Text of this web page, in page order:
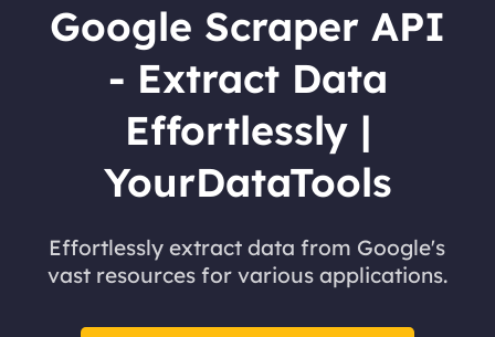
Google Scraper API
- Extract Data
Effortlessly |
YourDataTools
Effortlessly extract data from Google's
vast resources for various applications.